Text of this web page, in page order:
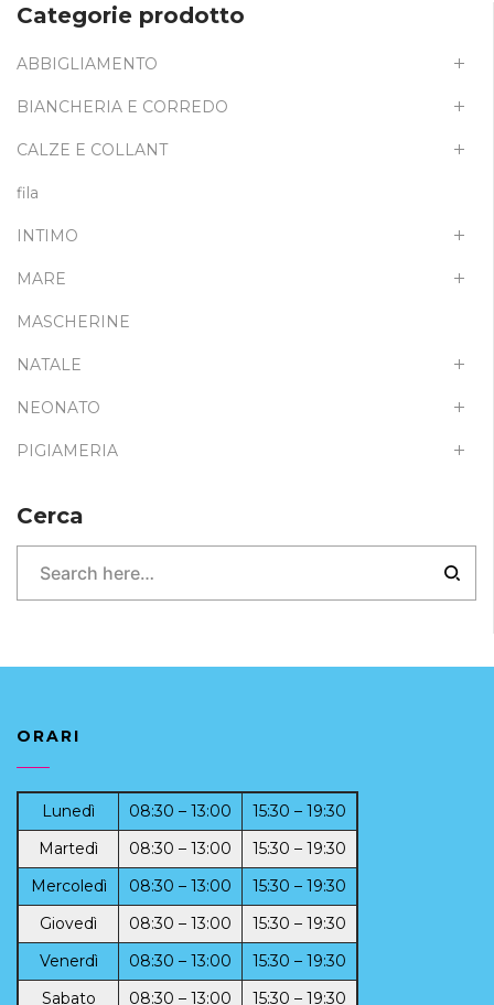
Categorie prodotto
ABBIGLIAMENTO
BIANCHERIA E CORREDO
CALZE E COLLANT
fila
INTIMO
MARE
MASCHERINE
NATALE
NEONATO
PIGIAMERIA
Cerca
ORARI
Lunedì 08:30 – 13:00
15:30 – 19:30
Martedì
08:30 – 13:00
15:30 – 19:30
Mercoledì
08:30 – 13:00
15:30 – 19:30
Giovedì
08:30 – 13:00
15:30 – 19:30
Venerdì
08:30 – 13:00
15:30 – 19:30
Sabato
08:30 – 13:00
15:30 – 19:30